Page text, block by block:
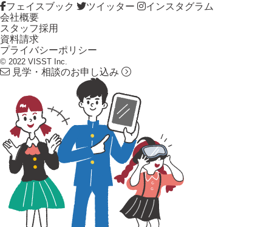
フェイスブック
ツイッター
インスタグラム
会社概要
スタッフ採用
資料請求
プライバシーポリシー
© 2022 VISST Inc.
見学・相談のお申し込み